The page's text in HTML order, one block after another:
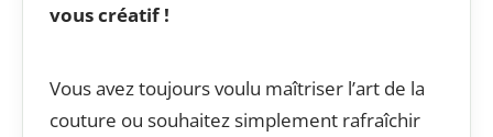
vous créatif !
Vous avez toujours voulu maîtriser l’art de la
couture ou souhaitez simplement rafraîchir